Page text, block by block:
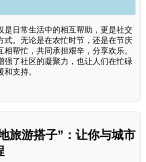
是日常生活中的相互帮助，更是社交
式。无论是在农忙时节，还是在节庆
相帮忙，共同承担艰辛，分享欢乐。
强了社区的凝聚力，也让人们在忙碌
支持。
旅游搭子”：让你与城市